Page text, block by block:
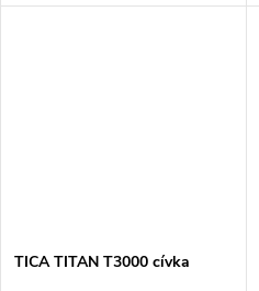
TICA TITAN T3000 cívka